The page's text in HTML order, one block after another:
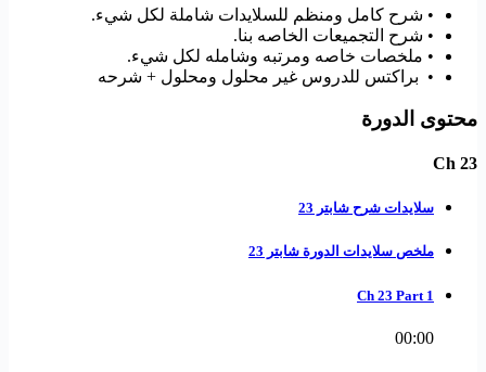
• شرح كامل ومنظم للسلايدات شاملة لكل شيء.
• شرح التجميعات الخاصه بنا.
• ملخصات خاصه ومرتبه وشامله لكل شيء.
• براكتس للدروس غير محلول ومحلول + شرحه
محتوى الدورة
Ch 23
سلايدات شرح شابتر 23
ملخص سلايدات الدورة شابتر 23
Ch 23 Part 1
00:00